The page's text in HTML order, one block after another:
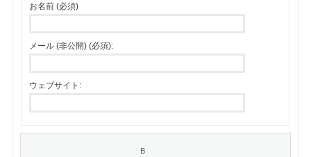
お名前 (必須)
メール (非公開) (必須):
ウェブサイト: